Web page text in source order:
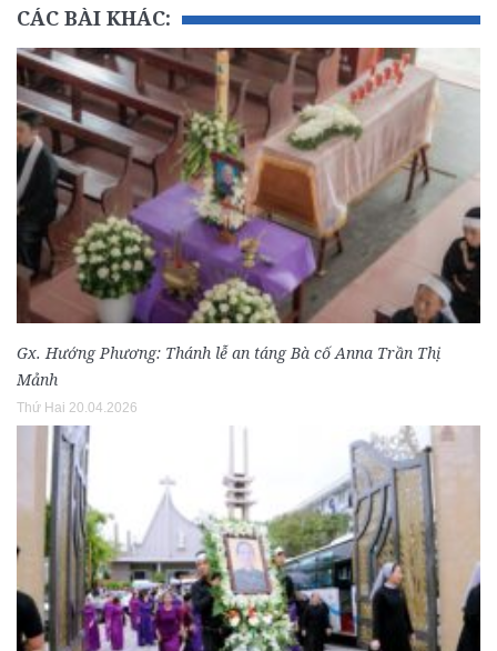
CÁC BÀI KHÁC:
Gx. Hướng Phương: Thánh lễ an táng Bà cố Anna Trần Thị
Mảnh
Thứ Hai 20.04.2026